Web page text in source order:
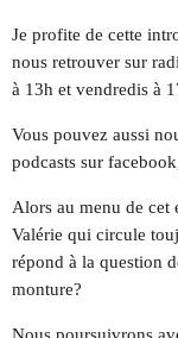
octobre 2025
août 2025
Catégories
Je profite de cette
nous retrouver sur
à 13h et vendredis à
Vous pouvez aussi
podcasts sur
Alors au menu de cet
Valérie qui circule
répond à la question
monture?
Nous poursuivrons